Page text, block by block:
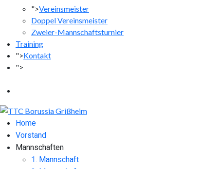
">Vereinsmeister
Doppel Vereinsmeister
Zweier-Mannschaftsturnier
Training
">Kontakt
">
Home
Vorstand
Mannschaften
1. Mannschaft